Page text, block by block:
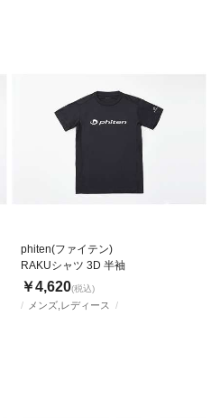
メンズ,レディース
phiten(ファイテン)
RAKUシャツ 3D 半袖
￥4,620(税込)